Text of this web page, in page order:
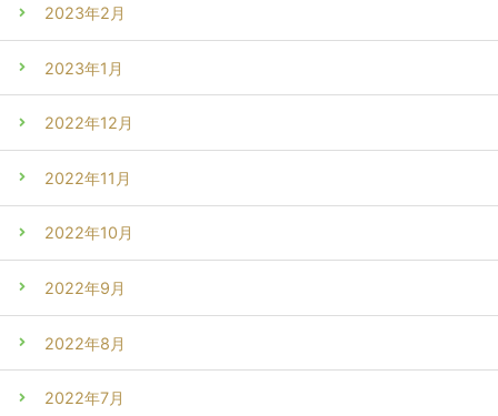
2023年2月
2023年1月
2022年12月
2022年11月
2022年10月
2022年9月
2022年8月
2022年7月